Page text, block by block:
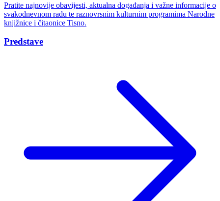
Pratite najnovije obavijesti, aktualna događanja i važne informacije o
svakodnevnom radu te raznovrsnim kulturnim programima Narodne
knjižnice i čitaonice Tisno.
Predstave